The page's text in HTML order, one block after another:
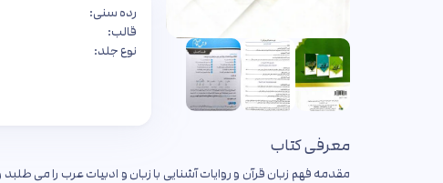
رده سنی:
قالب:
نوع جلد:
معرفی کتاب
مقدمه فهم زبان قرآن و روایات آشنایی با زبان و ادبیات عرب را می